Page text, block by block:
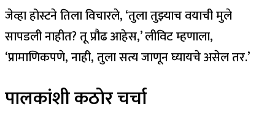
जेव्हा होस्टने तिला विचारले, ‘तुला तुझ्याच वयाची मुले
सापडली नाहीत? तू प्रौढ आहेस,’ लीविट म्हणाला,
‘प्रामाणिकपणे, नाही, तुला सत्य जाणून घ्यायचे असेल तर.’
पालकांशी कठोर चर्चा